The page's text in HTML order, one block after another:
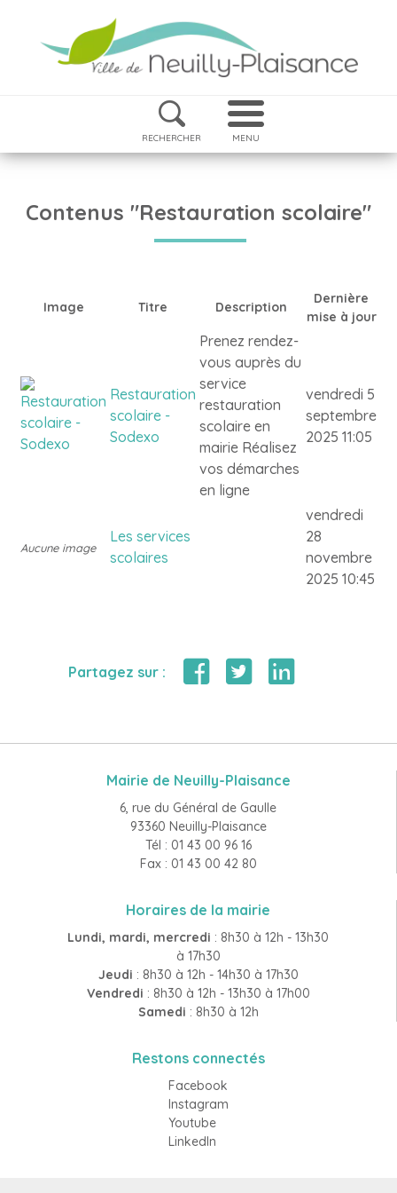
RECHERCHER MENU
Contenus "Restauration scolaire"
Image Titre Description
Dernière
mise à jour
Restauration
scolaire -
Sodexo
Prenez rendez-
vous auprès du
service
restauration
scolaire en
mairie Réalisez
vos démarches
en ligne
vendredi 5
septembre
2025 11:05
Aucune image
Les services
scolaires
vendredi
28
novembre
2025 10:45
Partagez sur :
Mairie de Neuilly-Plaisance
6, rue du Général de Gaulle
93360 Neuilly-Plaisance
Tél : 01 43 00 96 16
Fax : 01 43 00 42 80
Horaires de la mairie
Lundi, mardi, mercredi : 8h30 à 12h - 13h30
à 17h30
Jeudi : 8h30 à 12h - 14h30 à 17h30
Vendredi : 8h30 à 12h - 13h30 à 17h00
Samedi : 8h30 à 12h
Restons connectés
Facebook
Instagram
Youtube
LinkedIn